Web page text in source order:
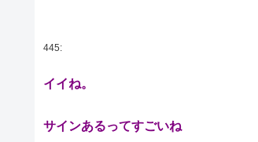
445:
イイね。
サインあるってすごいね